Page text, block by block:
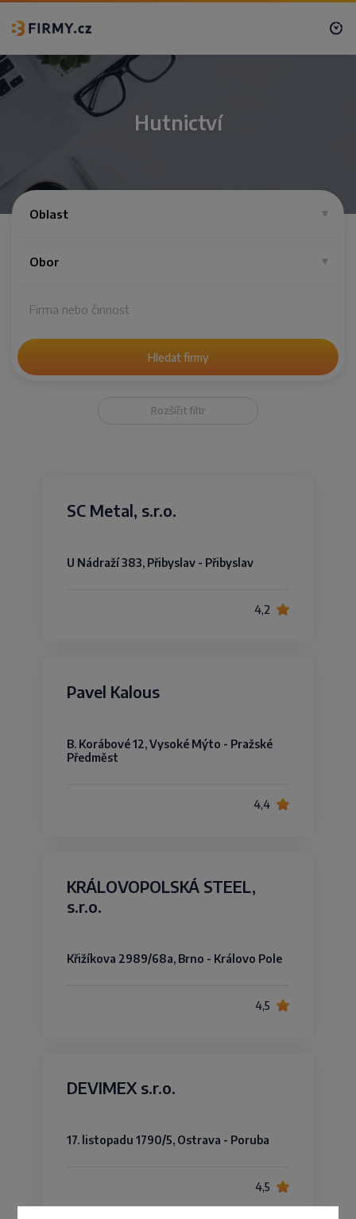
Hutnictví
Oblast
Obor
Hledat firmy
Rozšířit filtr
SC Metal, s.r.o.
U Nádraží 383, Přibyslav - Přibyslav
4,2
Pavel Kalous
B. Korábové 12, Vysoké Mýto - Pražské
Předměst
4,4
KRÁLOVOPOLSKÁ STEEL,
s.r.o.
Křižíkova 2989/68a, Brno - Královo Pole
4,5
DEVIMEX s.r.o.
17. listopadu 1790/5, Ostrava - Poruba
4,5